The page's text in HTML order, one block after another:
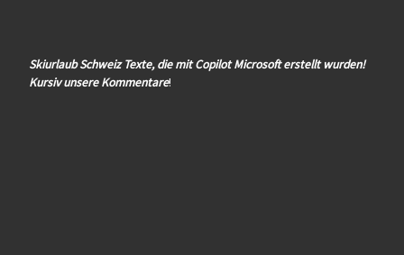
Skiurlaub Schweiz Texte, die mit Copilot Microsoft erstellt wurden!
Kursiv unsere Kommentare!